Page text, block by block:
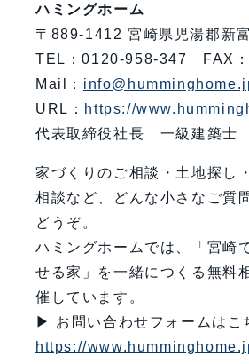
ハミングホーム
〒889-1412 宮崎県児湯郡新
TEL：0120-958-347 FAX
Mail：
URL： https://
代表取締役社長 一級建築士
家づくりのご相談・土地探し
相談など、どんな小さなご質
どうぞ。
ハミングホームでは、「宮崎
せる家」を一緒につくる無料
催しています。
▶ お問い合わせフォームはこ
https://